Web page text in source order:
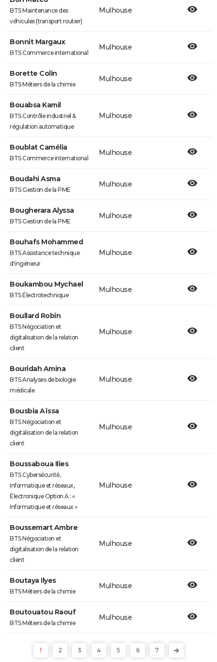
BTS Maintenance des
véhicules (transport routier)
Mulhouse
Bonnit Margaux
BTS Commerce international
Mulhouse
Borette Colin
BTS Métiers de la chimie
Mulhouse
Bouabsa Kamil
BTS Contrôle industriel &
régulation automatique
Mulhouse
Boublat Camélia
BTS Commerce international
Mulhouse
Boudahi Asma
BTS Gestion de la PME
Mulhouse
Bougherara Alyssa
BTS Gestion de la PME
Mulhouse
Bouhafs Mohammed
BTS Assistance technique
d'ingénieur
Mulhouse
Boukambou Mychael
BTS Électrotechnique
Mulhouse
Boullard Robin
BTS Négociation et
digitalisation de la relation
client
Mulhouse
Bouridah Amina
BTS Analyses de biologie
médicale
Mulhouse
Bousbia Aïssa
BTS Négociation et
digitalisation de la relation
client
Mulhouse
Boussaboua Ilies
BTS Cybersécurité,
Informatique et réseaux,
Électronique Option A : «
Informatique et réseaux »
Mulhouse
Boussemart Ambre
BTS Négociation et
digitalisation de la relation
client
Mulhouse
Boutaya Ilyes
BTS Métiers de la chimie
Mulhouse
Boutouatou Raouf
BTS Métiers de la chimie
Mulhouse
1 2 3 4 5 6 7